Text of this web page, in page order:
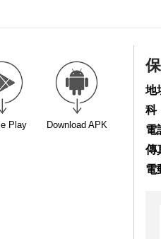
Play Download APK
地
科
電
傳
電